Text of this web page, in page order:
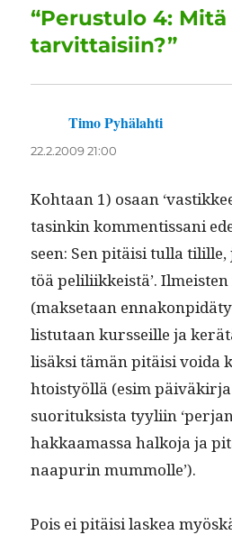
p
a
m
“Perustulo 4:
tarvittaisiin?”
Timo Pyhälahti
22.2.2009 21:00
Kohtaan 1) osaan
tasinkin kom­men­tis­sani
seen: Sen pitäisi tul­la
töä pelili­ikkeistä’.
(mak­se­taan
lis­tu­taan kurs­seille ja
lisäk­si tämän pitäisi voi­da
htoistyöl­lä (esim
suorituk­sista tyyli­in
hakkaa­mas­sa halko­ja ja
naa­purin mummolle’).
Pois ei pitäisi laskea